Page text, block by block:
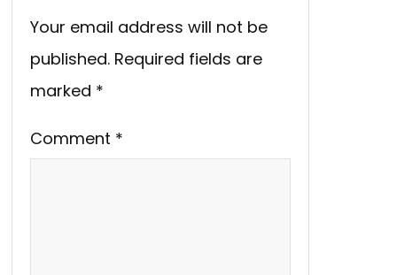
Your email address will not be
published. Required fields are
marked *
Comment *